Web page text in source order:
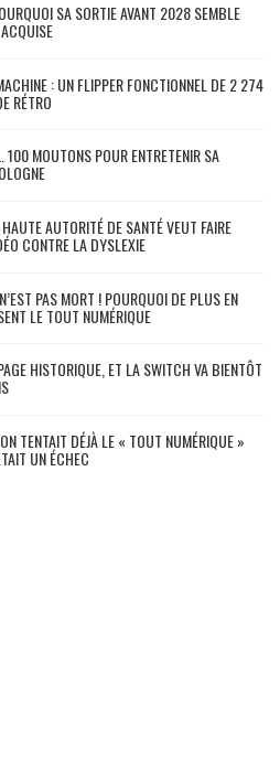
SA SORTIE AVANT 2028 SEMBLE
: UN FLIPPER FONCTIONNEL DE 2 274
RÉTRO
100 MOUTONS POUR ENTRETENIR SA
AUTORITÉ DE SANTÉ VEUT FAIRE
CONTRE LA DYSLEXIE
PAS MORT ! POURQUOI DE PLUS EN
LE TOUT NUMÉRIQUE
HISTORIQUE, ET LA SWITCH VA BIENTÔT
TENTAIT DÉJÀ LE « TOUT NUMÉRIQUE »
UN ÉCHEC